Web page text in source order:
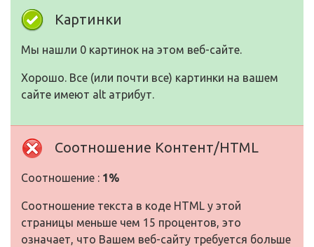
Картинки
Мы нашли 0 картинок на этом веб-сайте.
Хорошо. Все (или почти все) картинки на вашем
сайте имеют alt атрибут.
Соотношение Контент/HTML
Соотношение : 1%
Соотношение текста в коде HTML у этой
страницы меньше чем 15 процентов, это
означает, что Вашем веб-сайту требуется больше